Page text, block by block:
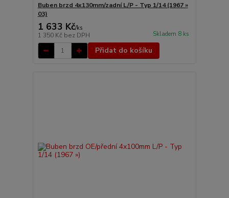
Buben brzd 4x130mm/zadní L/P - Typ 1/14 (1967 »
03)
1 633 Kč/ks
1 350 Kč bez DPH Skladem 8 ks
Přidat do košíku